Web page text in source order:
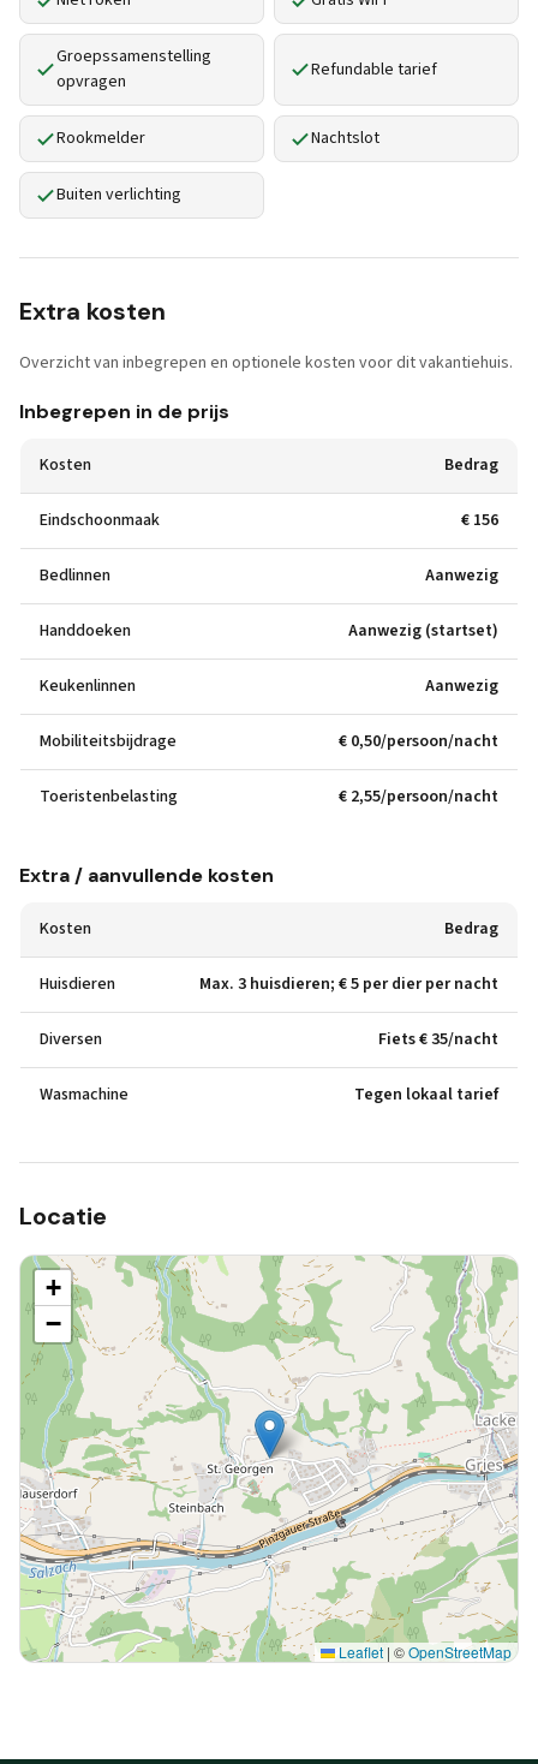
Groepssamenstelling
opvragen
Refundable tarief
Rookmelder Nachtslot
Buiten verlichting
Extra kosten
Overzicht van inbegrepen en optionele kosten voor dit vakantiehuis.
Inbegrepen in de prijs
Kosten Bedrag
Eindschoonmaak € 156
Bedlinnen Aanwezig
Handdoeken Aanwezig (startset)
Keukenlinnen Aanwezig
Mobiliteitsbijdrage € 0,50/persoon/nacht
Toeristenbelasting € 2,55/persoon/nacht
Extra / aanvullende kosten
Kosten Bedrag
Huisdieren Max. 3 huisdieren; € 5 per dier per nacht
Diversen Fiets € 35/nacht
Wasmachine Tegen lokaal tarief
Locatie
+
−
Leaflet | ©OpenStreetMap